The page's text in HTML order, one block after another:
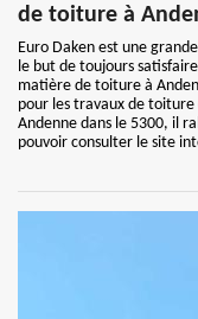
de toiture à
Euro Daken est une
le but de toujours
matière de toiture à
pour les travaux de
Andenne dans le 5300, il
pouvoir consulter le site